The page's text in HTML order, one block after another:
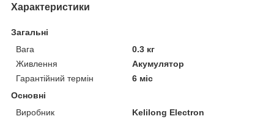
Характеристики
Загальні
Вага
0.3 кг
Живлення
Акумулятор
Гарантійний термін
6 міс
Основні
Виробник
Kelilong Electron